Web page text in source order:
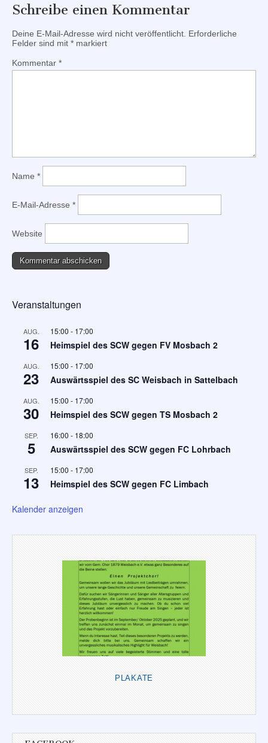
Schreibe einen Kommentar
Deine E-Mail-Adresse wird nicht veröffentlicht. Erforderliche
Felder sind mit * markiert
Kommentar *
Name *
E-Mail-Adresse *
Website
Veranstaltungen
AUG.
16
15:00 - 17:00
Heimspiel des SCW gegen FV Mosbach 2
AUG.
23
15:00 - 17:00
Auswärtsspiel des SC Weisbach in Sattelbach
AUG.
30
15:00 - 17:00
Heimspiel des SCW gegen TS Mosbach 2
SEP.
5
16:00 - 18:00
Auswärtsspiel des SCW gegen FC Lohrbach
SEP.
13
15:00 - 17:00
Heimspiel des SCW gegen FC Limbach
Kalender anzeigen
PLAKATE